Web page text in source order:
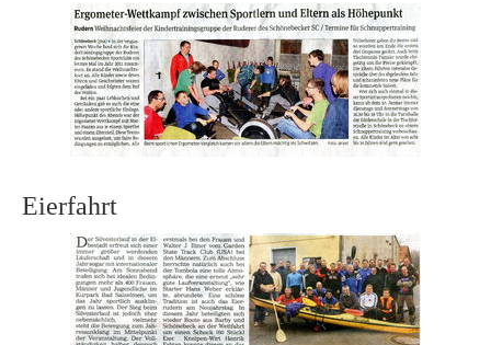
Eierfahrt